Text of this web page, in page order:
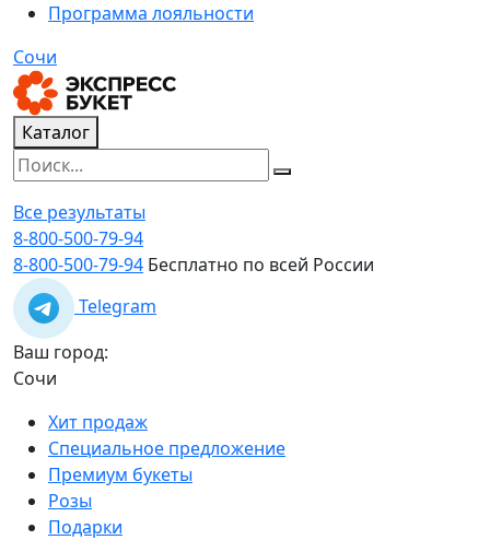
Программа лояльности
Сочи
Каталог
Все результаты
8-800-500-79-94
8-800-500-79-94 Бесплатно по всей России
Telegram
Ваш город:
Сочи
Хит продаж
Специальное предложение
Премиум букеты
Розы
Подарки